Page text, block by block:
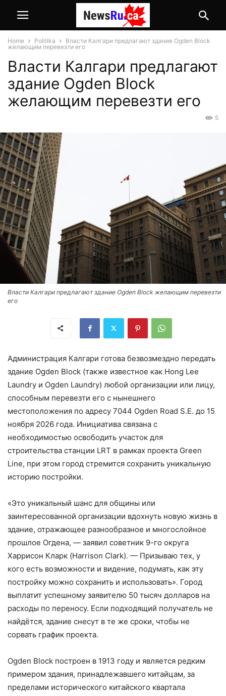
Home Politika
Власти Калгари предлагают здание Ogden Block
желающим перевезти его
Власти Калгари предлагают
здание Ogden Block
желающим перевезти его
5
Власти Калгари предлагают здание Ogden Block желающим перевезти
его
Администрация Калгари готова безвозмездно передать
здание Ogden Block (также известное как Hong Lee
Laundry и Ogden Laundry) любой организации или лицу,
способным перевезти его с нынешнего
местоположения по адресу 7044 Ogden Road S.E. до 15
ноября 2026 года. Инициатива связана с
необходимостью освободить участок для
строительства станции LRT в рамках проекта Green
Line, при этом город стремится сохранить уникальную
историю постройки.
«Это уникальный шанс для общины или
заинтересованной организации вдохнуть новую жизнь в
здание, отражающее разнообразное и многослойное
прошлое Огдена, — заявил советник 9-го округа
Харрисон Кларк (Harrison Clark). — Призываю тех, у
кого есть возможности и видение, подумать, как эту
постройку можно сохранить и использовать». Город
выплатит успешному заявителю 50 тысяч долларов на
расходы по переносу. Если подходящий получатель не
найдётся, здание снесут в те же сроки, чтобы не
сорвать график проекта.
Ogden Block построен в 1913 году и является редким
примером здания, принадлежавшего китайцам, за
пределами исторического китайского квартала